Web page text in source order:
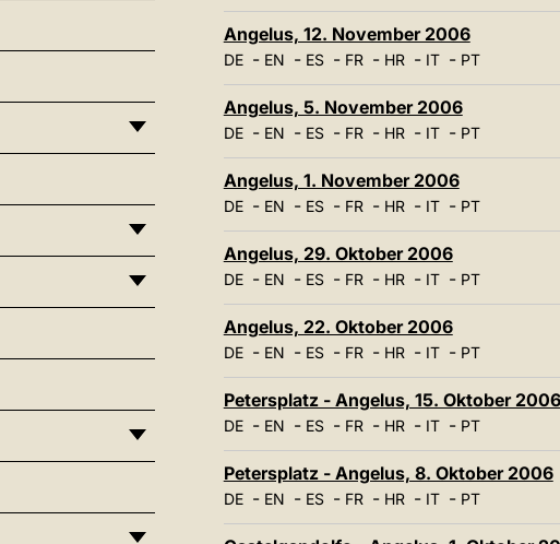
Angelus, 12. November 2006
DE- EN - ES- FR- HR- IT- PT
Angelus, 5. November 2006
DE- EN - ES- FR- HR- IT- PT
Angelus, 1. November 2006
DE- EN - ES- FR- HR- IT- PT
Angelus, 29. Oktober 2006
DE- EN - ES- FR- HR- IT- PT
Angelus, 22. Oktober 2006
DE- EN - ES- FR- HR- IT- PT
Petersplatz - Angelus, 15. Oktober 2006
DE- EN - ES- FR- HR- IT- PT
Petersplatz - Angelus, 8. Oktober 2006
DE- EN - ES- FR- HR- IT- PT